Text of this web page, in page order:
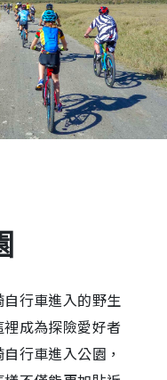
行車進入的野生
成為探險愛好者
行車進入公園，